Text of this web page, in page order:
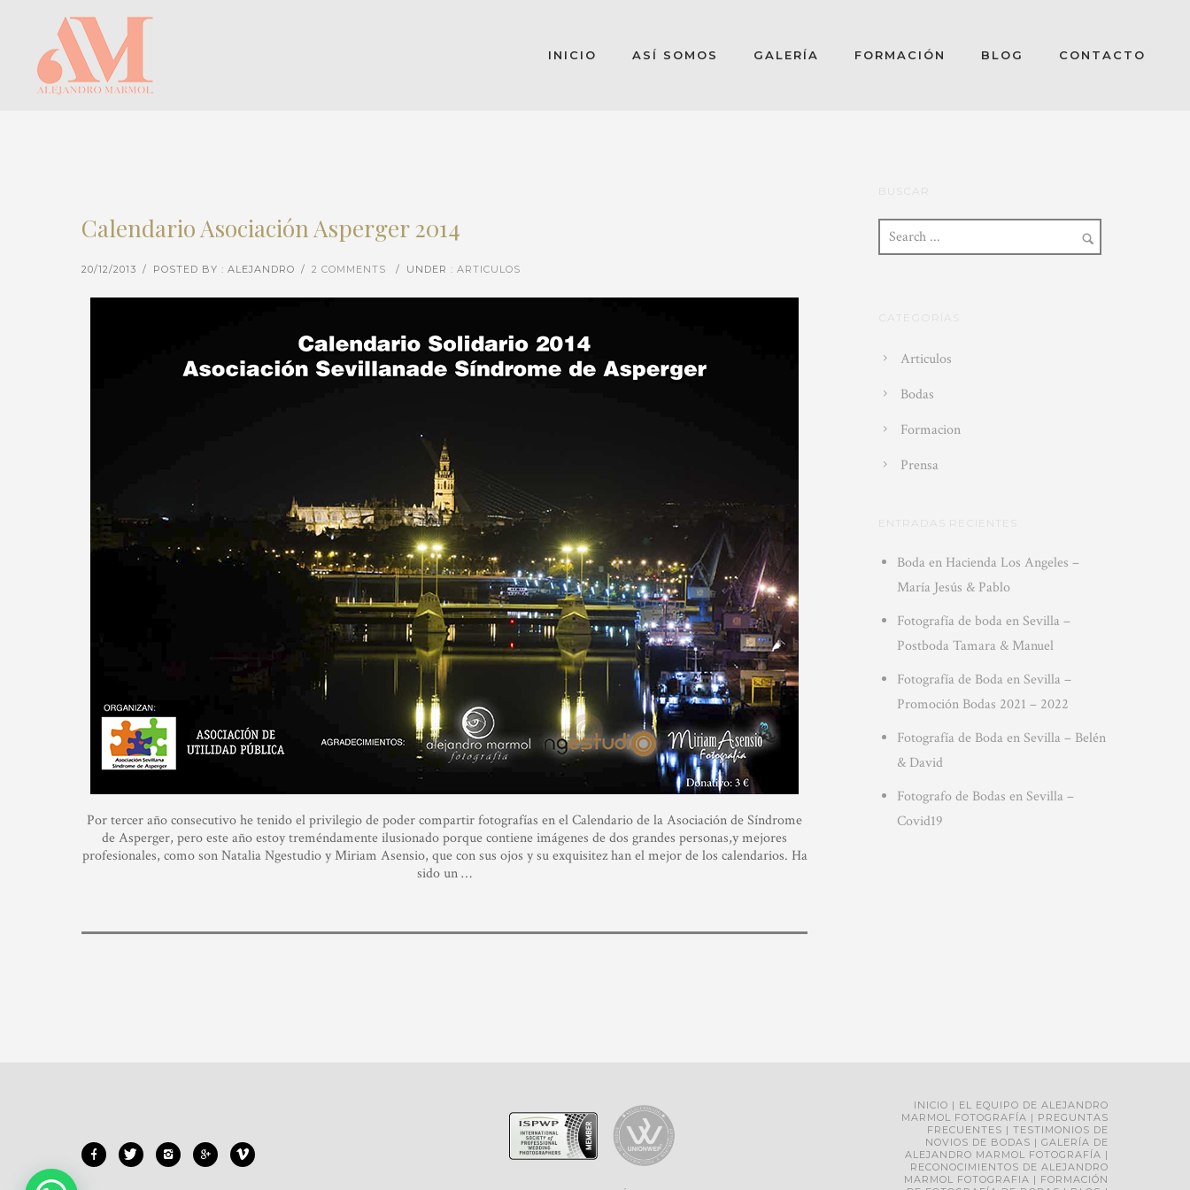
INICIO ASÍ SOMOS GALERÍA FORMACIÓN BLOG CONTACTO
Calendario Asociación Asperger 2014
20/12/2013 / POSTED BY : ALEJANDRO / 2 COMMENTS / UNDER : ARTICULOS
Por tercer año consecutivo he tenido el privilegio de poder compartir fotografías en el Calendario de la Asociación de Síndrome
de Asperger, pero este año estoy treméndamente ilusionado porque contiene imágenes de dos grandes personas,y mejores
profesionales, como son Natalia Ngestudio y Miriam Asensio, que con sus ojos y su exquisitez han el mejor de los calendarios. Ha
sido un …
Articulos
Bodas
Formacion
Prensa
Boda en Hacienda Los Angeles –
María Jesús & Pablo
Fotografía de boda en Sevilla –
Postboda Tamara & Manuel
Fotografía de Boda en Sevilla –
Promoción Bodas 2021 – 2022
Fotografía de Boda en Sevilla – Belén
& David
Fotografo de Bodas en Sevilla –
Covid19
INICIO
EL EQUIPO DE ALEJANDRO
MARMOL FOTOGRAFÍA
PREGUNTAS
FRECUENTES
TESTIMONIOS DE
NOVIOS DE BODAS
GALERÍA DE
ALEJANDRO MARMOL FOTOGRAFÍA
RECONOCIMIENTOS DE ALEJANDRO
MARMOL FOTOGRAFIA
FORMACIÓN